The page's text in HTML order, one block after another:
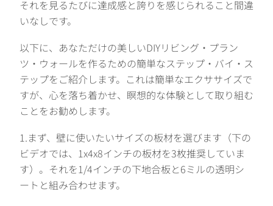
それを見るたびに達成感と誇りを感じられること間違
いなしです。
以下に、あなただけの美しいDIYリビング・プラン
ツ・ウォールを作るための簡単なステップ・バイ・ス
テップをご紹介します。これは簡単なエクササイズで
すが、心を落ち着かせ、瞑想的な体験として取り組む
ことをお勧めします。
1.まず、壁に使いたいサイズの板材を選びます（下の
ビデオでは、1x4x8インチの板材を3枚推奨していま
す）。それを1/4インチの下地合板と6ミルの透明シ
ートと組み合わせます。